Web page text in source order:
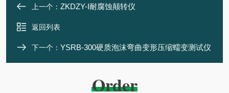
上一个： ZKDZY-I耐腐蚀颠转仪
返回列表
下一个： YSRB-300硬质泡沫弯曲变形压缩蠕变测试仪
Order